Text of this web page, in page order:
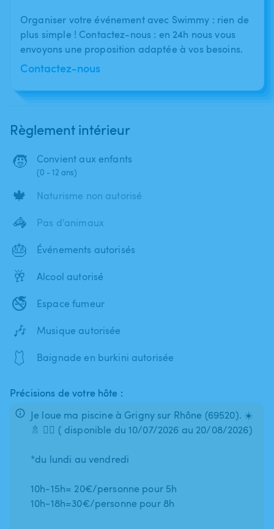
Organiser votre événement avec Swimmy : rien de
plus simple ! Contactez-nous : en 24h nous vous
envoyons une proposition adaptée à vos besoins.
Contactez-nous
Règlement intérieur
🧒 Convient aux enfants
(0 - 12 ans)
🍁 Naturisme non autorisé
🦓 Pas d'animaux
🎂 Événements autorisés
🥂 Alcool autorisé
🚭 Espace fumeur
🎶 Musique autorisée
🩱 Baignade en burkini autorisée
Précisions de votre hôte :
Je loue ma piscine à Grigny sur Rhône (69520). ☀️
🚿 🏊‍♂️ ( disponible du 10/07/2026 au 20/08/2026)
*du lundi au vendredi
10h-15h= 20€/personne pour 5h
10h-18h=30€/personne pour 8h